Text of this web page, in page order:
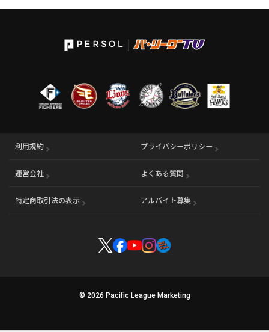
利用規約 プライバシーポリシー
運営会社 （別ウィンドウで開く） よくある質問
特定商取引法の表示 アルバイト募集 （別ウィンドウで開く
© 2026 Pacific League Marketing